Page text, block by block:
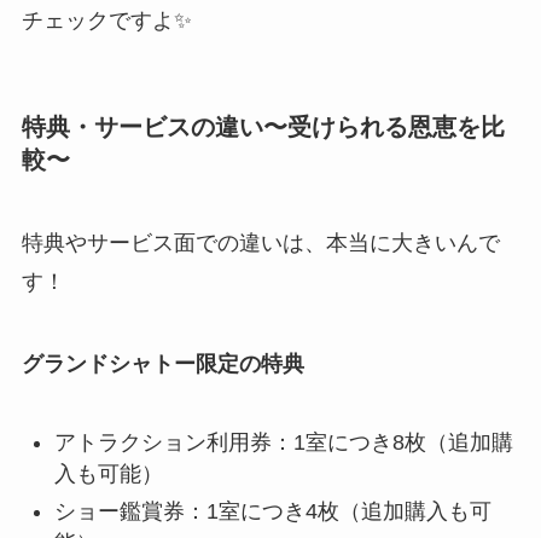
チェックですよ✨
特典・サービスの違い〜受けられる恩恵を比
較〜
特典やサービス面での違いは、本当に大きいんで
す！
グランドシャトー限定の特典
アトラクション利用券：1室につき8枚（追加購
入も可能）
ショー鑑賞券：1室につき4枚（追加購入も可